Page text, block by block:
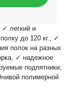
, ✓ легкий и
до 120 кг., ✓
полок на разных
✓ надежное
подпятники,
полимерной